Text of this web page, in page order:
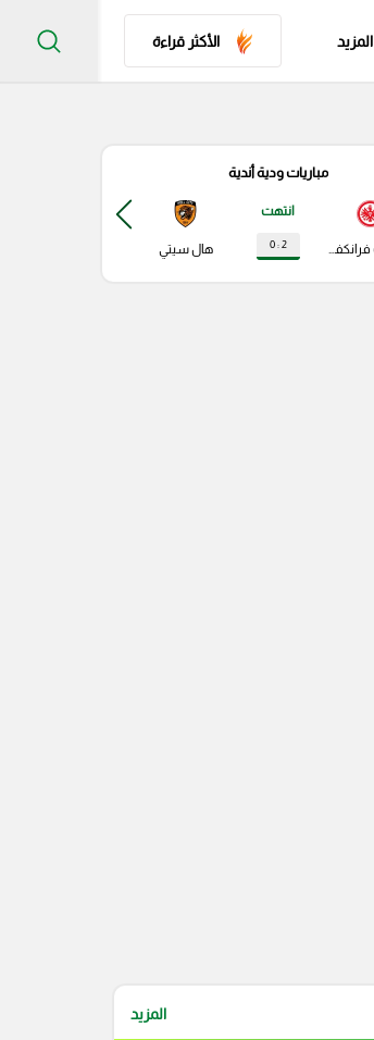
المزيد الأكثر قراءة
مباريات ودية أندية
آينتراخت فرانكفورت
انتهت
2 : 0 هال سيتي
المزيد